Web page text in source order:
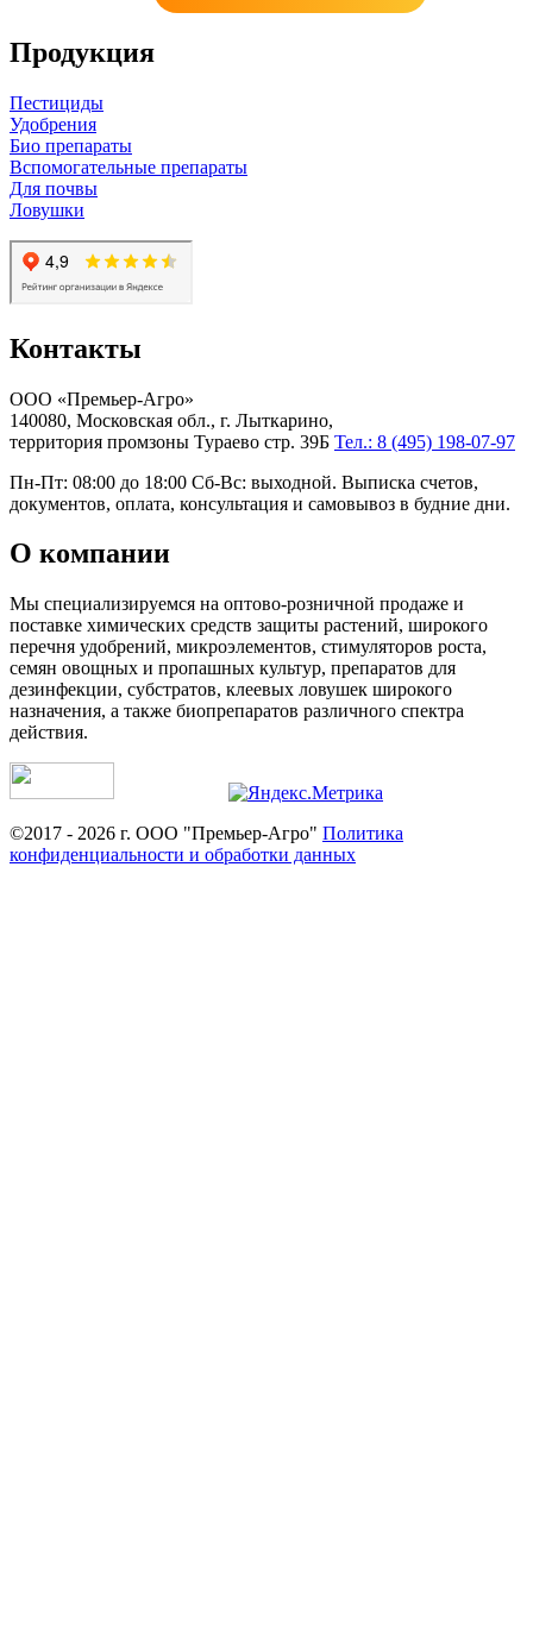
Продукция
Пестициды
Удобрения
Био препараты
Вспомогательные препараты
Для почвы
Ловушки
Контакты
ООО «Премьер-Агро»
140080, Московская обл., г. Лыткарино,
территория промзоны Тураево стр. 39Б Тел.: 8 (495) 198-07-97
Пн-Пт: 08:00 до 18:00 Сб-Вс: выходной. Выписка счетов,
документов, оплата, консультация и самовывоз в будние дни.
О компании
Мы специализируемся на оптово-розничной продаже и
поставке химических средств защиты растений, широкого
перечня удобрений, микроэлементов, стимуляторов роста,
семян овощных и пропашных культур, препаратов для
дезинфекции, субстратов, клеевых ловушек широкого
назначения, а также биопрепаратов различного спектра
действия.
©2017 - 2026 г. ООО "Премьер-Агро" Политика
конфиденциальности и обработки данных